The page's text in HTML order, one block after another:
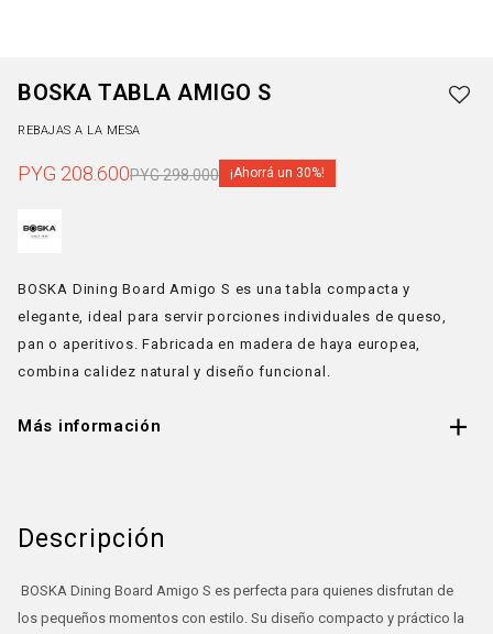
BOSKA TABLA AMIGO S
REBAJAS A LA MESA
PYG 208.600PYG298.000 30
BOSKA Dining Board Amigo S es una tabla compacta y
elegante, ideal para servir porciones individuales de queso,
pan o aperitivos. Fabricada en madera de haya europea,
combina calidez natural y diseño funcional.
Más información
Descripción
BOSKA Dining Board Amigo S es perfecta para quienes disfrutan de
los pequeños momentos con estilo. Su diseño compacto y práctico la